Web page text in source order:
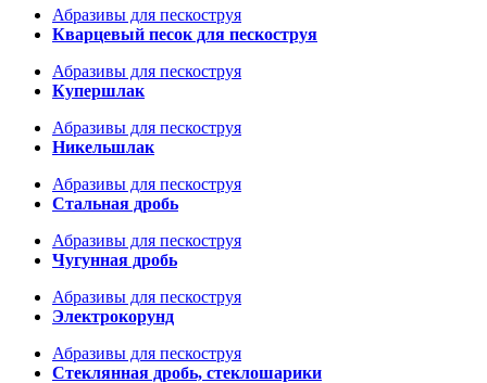
Абразивы для пескоструя
Кварцевый песок для пескоструя
Абразивы для пескоструя
Купершлак
Абразивы для пескоструя
Никельшлак
Абразивы для пескоструя
Стальная дробь
Абразивы для пескоструя
Чугунная дробь
Абразивы для пескоструя
Электрокорунд
Абразивы для пескоструя
Стеклянная дробь, стеклошарики